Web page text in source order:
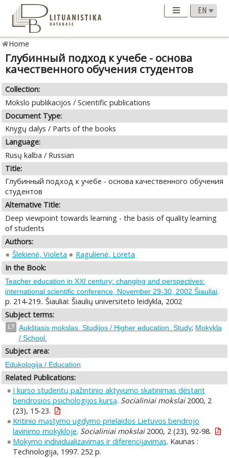
Home
Глубинный подход к учебе - основа
качественного обучения студентов
Collection:
Mokslo publikacijos / Scientific publications
Document Type:
Knygų dalys / Parts of the books
Language:
Rusų kalba / Russian
Title:
Глубинный подход к учебе - основа качественного обучения
студентов
Alternative Title:
Deep viewpoint towards learning - the basis of quality learning
of students
Authors:
Šlekienė, Violeta
Ragulienė, Loreta
In the Book:
Teacher education in XXI century: changing and perspectives:
international scientific conference, November 29-30, 2002 Šiauliai.
p. 214-219.. Šiauliai: Šiaulių universiteto leidykla, 2002
Subject terms:
LT Aukštasis mokslas. Studijos / Higher education. Study; Mokykla
/ School.
Subject area:
Edukologija / Education
Related Publications:
I kurso studentų pažintinio aktyvumo skatinimas dėstant
bendrosios psichologijos kursą. Socialiniai mokslai2000, 2
(23), 15-23.
Kritinio mąstymo ugdymo prielaidos Lietuvos bendrojo
lavinimo mokykloje. Socialiniai mokslai2000, 2 (23), 92-98.
Mokymo individualizavimas ir diferencijavimas. Kaunas :
Technologija, 1997. 252 p.